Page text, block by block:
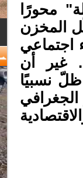
محورًا
المخزن
اجتماعي
غير أن
نسبيًا